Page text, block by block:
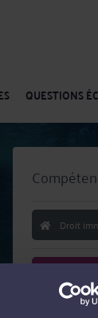
QUESTIONS
Droit
Droit